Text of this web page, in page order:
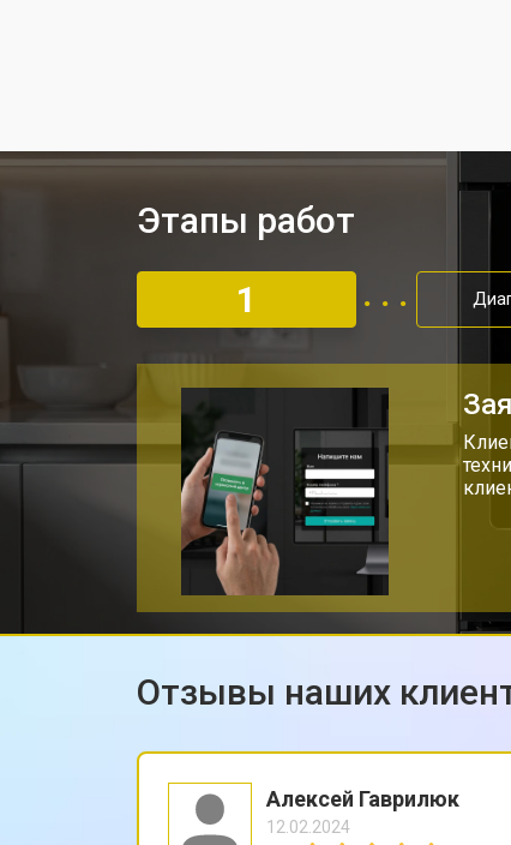
Замена панели управления
Этапы работ
1
Отзывы наших
Алексей Гаврилюк
12.02.2024